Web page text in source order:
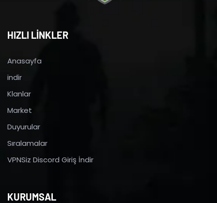
HIZLI LİNKLER
Anasayfa
indir
Klanlar
Market
Duyurular
Sıralamalar
VPNSiz Discord Giriş İndir
KURUMSAL